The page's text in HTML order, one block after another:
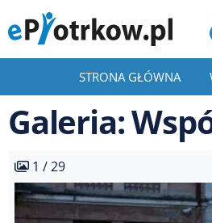
STRONA GŁÓWNA
Galeria:
1 / 29